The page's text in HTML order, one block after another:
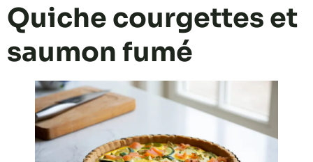
Quiche courgettes et
saumon fumé